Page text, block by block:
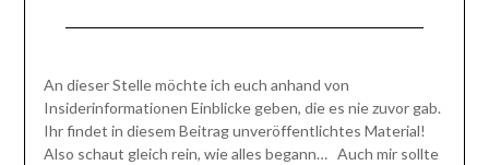
8.
April
2014
An dieser Stelle möchte ich euch anhand von
Insiderinformationen Einblicke geben, die es nie zuvor gab.
Ihr findet in diesem Beitrag unveröffentlichtes Material!
Also schaut gleich rein, wie alles begann… Auch mir sollte